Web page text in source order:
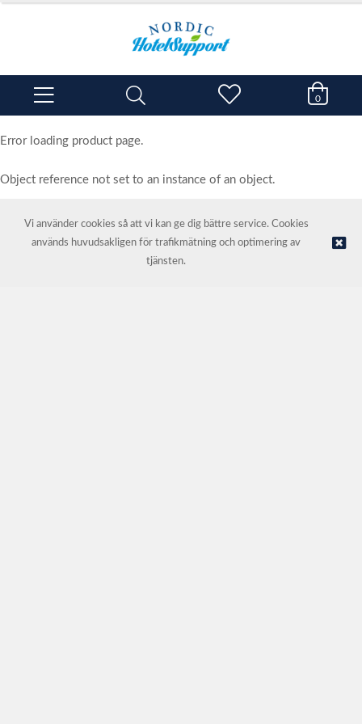
0
Error loading product page.
Object reference not set to an instance of an object.
© NORDIC HOTEL SUPPORT AS | Webbutik tillhandahålls av
Kréatif
AS
Vi använder cookies så att vi kan ge dig bättre service. Cookies
används huvudsakligen för trafikmätning och optimering av
tjänsten.